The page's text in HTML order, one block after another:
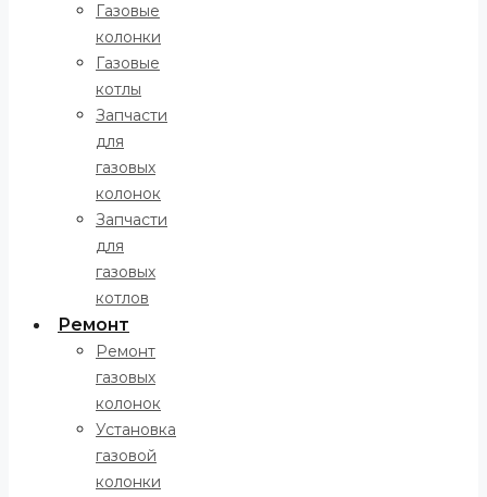
Газовые
колонки
Газовые
котлы
Запчасти
для
газовых
колонок
Запчасти
для
газовых
котлов
Ремонт
Ремонт
газовых
колонок
Установка
газовой
колонки